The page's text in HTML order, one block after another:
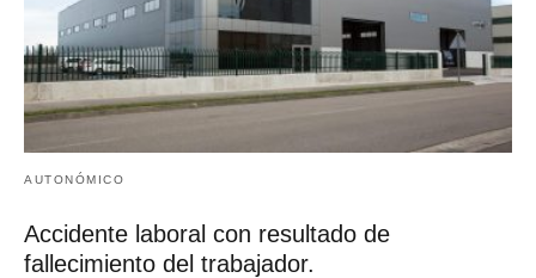
AUTONÓMICO
Accidente laboral con resultado de
fallecimiento del trabajador.